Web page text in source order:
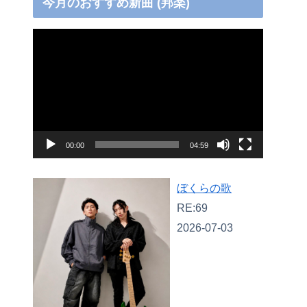
今月のおすすめ新曲 (邦楽)
ー
00:00 04:59
ぼくらの歌
RE:69
2026-07-03